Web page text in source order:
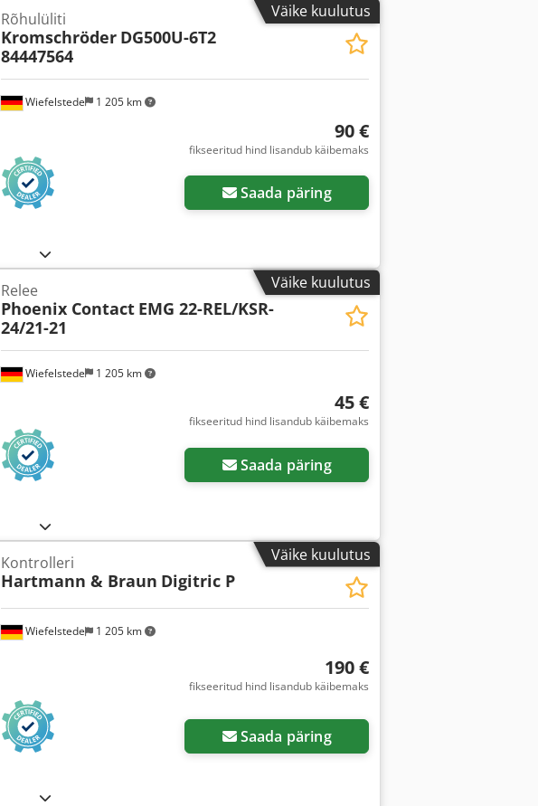
Väike kuulutus
Wiefelstede 1 205 km
Rõhulüliti
Kromschröder DG500U-6T2
84447564
90 €
fikseeritud hind lisandub käibemaks
Saada päring
Väike kuulutus
Wiefelstede 1 205 km
Relee
Phoenix Contact EMG 22-REL/KSR-
24/21-21
45 €
fikseeritud hind lisandub käibemaks
Saada päring
Väike kuulutus
Wiefelstede 1 205 km
Kontrolleri
Hartmann & Braun Digitric P
190 €
fikseeritud hind lisandub käibemaks
Saada päring